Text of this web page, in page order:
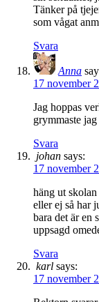
Tänker på
som vågat
Svara
Anna
17 november
Jag hoppas
grymmaste
Svara
johan says:
17 november
häng ut
eller ej så har
bara det är en
uppsagd
Svara
karl says:
17 november